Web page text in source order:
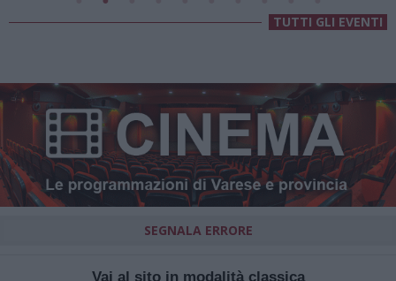
TUTTI GLI EVENTI
SEGNALA ERRORE
Vai al sito in modalità classica